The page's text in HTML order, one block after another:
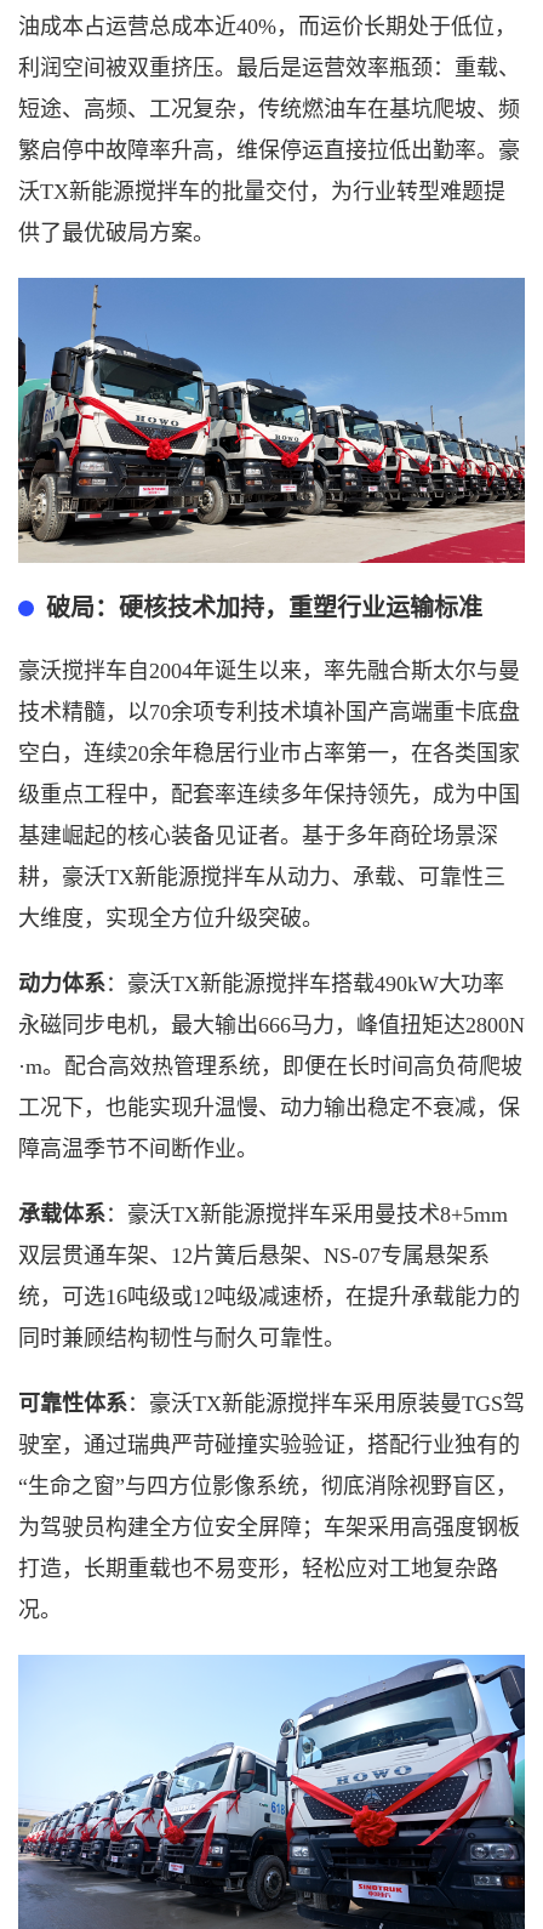
油成本占运营总成本近40%，而运价长期处于低位，
利润空间被双重挤压。最后是运营效率瓶颈：重载、
短途、高频、工况复杂，传统燃油车在基坑爬坡、频
繁启停中故障率升高，维保停运直接拉低出勤率。 豪
沃TX新能源搅拌车的批量交付，为行业转型难题提
供了最优破局方案。
破局：硬核技术加持，重塑行业运输标准
豪沃搅拌车自 2004年诞生以来，率先融合斯太尔与曼
技术精髓，以70余项专利技术填补国产高端重卡底盘
空白，连续20余年稳居行业市占率第一， 在各类国家
级重点工程中，配套率连续多年保持领先，成为中国
基建崛起的核心装备见证者。基于多年商砼场景深
耕，豪沃TX新能源搅拌车从动力、承载、可靠性三
大维度，实现全方位升级突破。
动力体系：豪沃TX新能源搅拌车搭载490kW大功率
永磁同步电机，最大输出666马力，峰值扭矩达2800N
·m。配合高效热管理系统，即便在长时间高负荷爬坡
工况下，也能实现升温慢、动力输出稳定不衰减，保
障高温季节不间断作业。
承载体系：豪沃TX新能源搅拌车采用曼技术8+5mm
双层贯通车架、12片簧后悬架、NS-07专属悬架系
统，可选16吨级或12吨级减速桥， 在提升承载能力的
同时兼顾结构韧性与耐久可靠性。
可靠性体系：豪沃TX新能源搅拌车采用原装曼TGS驾
驶室，通过瑞典严苛碰撞实验验证，搭配行业独有的
“生命之窗”与四方位影像系统，彻底消除视野盲区，
为驾驶员构建全方位安全屏障；车架采用高强度钢板
打造，长期重载也不易变形，轻松应对工地复杂路
况。